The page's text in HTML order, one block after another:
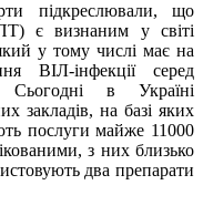
підкреслювали, що
є визнаним у світі
у тому числі має на
ВІЛ-інфекції серед
Сьогодні в Україні
закладів, на базі яких
послуги майже 11000
з них близько
два препарати